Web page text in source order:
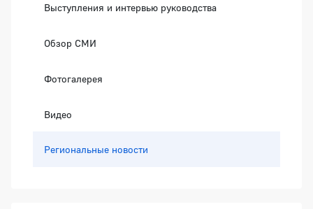
Выступления и интервью руководства
Обзор СМИ
Фотогалерея
Видео
Региональные новости